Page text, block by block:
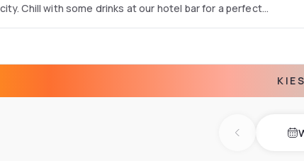
Chill with some drinks at our hotel bar for a perfect
Previous day